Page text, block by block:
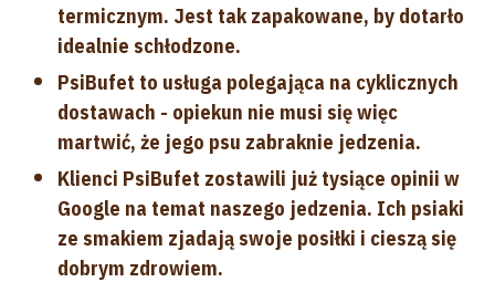
termicznym. Jest tak zapakowane, by dotarło
idealnie schłodzone.
PsiBufet to usługa polegająca na cyklicznych
dostawach - opiekun nie musi się więc
martwić, że jego psu zabraknie jedzenia.
Klienci PsiBufet zostawili już tysiące opinii w
Google na temat naszego jedzenia. Ich psiaki
ze smakiem zjadają swoje posiłki i cieszą się
dobrym zdrowiem.